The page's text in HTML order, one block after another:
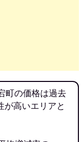
町の価格は過去
が高いエリアと